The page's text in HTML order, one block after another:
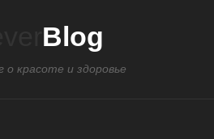
Blog
о красоте и здоровье